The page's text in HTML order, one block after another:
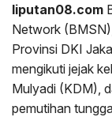
liputan08.com
Network
Provinsi DKI
mengikuti jejak
Mulyadi (KDM),
pemutihan